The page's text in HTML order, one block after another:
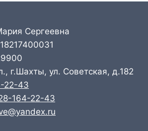
Сергеевна
г.Шахты, ул. Советская, д.182
22-43
164-22-43